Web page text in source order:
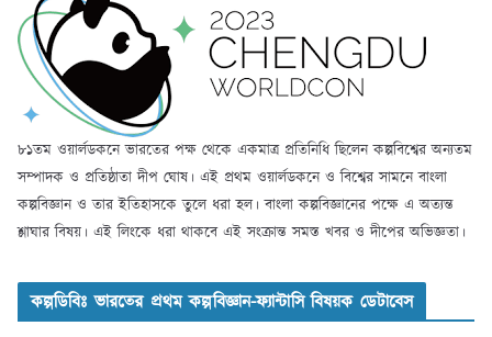
৮১তম ওয়ার্লডকনে ভারতের পক্ষ থেকে একমাত্র প্রতিনিধি ছিলেন কল্পবিশ্বের অন্যতম
সম্পাদক ও প্রতিষ্ঠাতা দীপ ঘোষ। এই প্রথম ওয়ার্লডকনে ও বিশ্বের সামনে বাংলা
কল্পবিজ্ঞান ও তার ইতিহাসকে তুলে ধরা হল। বাংলা কল্পবিজ্ঞানের পক্ষে এ অত্যন্ত
শ্লাঘার বিষয়। এই লিংকে ধরা থাকবে এই সংক্রান্ত সমস্ত খবর ও দীপের অভিজ্ঞতা।
কল্পডিবিঃ ভারতের প্রথম কল্পবিজ্ঞান-ফ্যান্টাসি বিষয়ক ডেটাবেস